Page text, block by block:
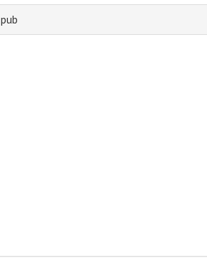
pub